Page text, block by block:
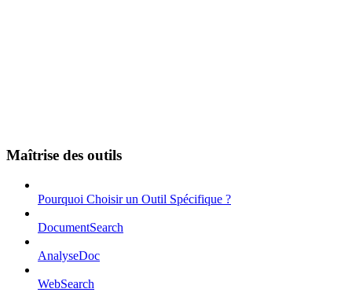
Maîtrise des outils
Pourquoi Choisir un Outil Spécifique ?
DocumentSearch
AnalyseDoc
WebSearch